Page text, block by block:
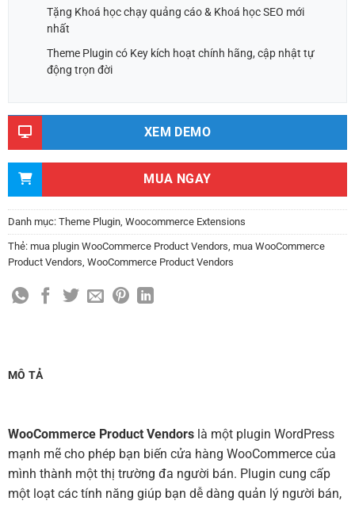
Tặng Khoá học chạy quảng cáo & Khoá học SEO mới
nhất
Theme Plugin có Key kích hoạt chính hãng, cập nhật tự
động trọn đời
XEM DEMO
MUA NGAY
Danh mục: Theme Plugin Woocommerce Extensions
Thẻ: mua plugin WooCommerce Product Vendors mua WooCommerce
Product Vendors WooCommerce Product Vendors
MÔ TẢ
WooCommerce Product Vendors là một plugin WordPress
mạnh mẽ cho phép bạn biến cửa hàng WooCommerce của
mình thành một thị trường đa người bán. Plugin cung cấp
một loạt các tính năng giúp bạn dễ dàng quản lý người bán,